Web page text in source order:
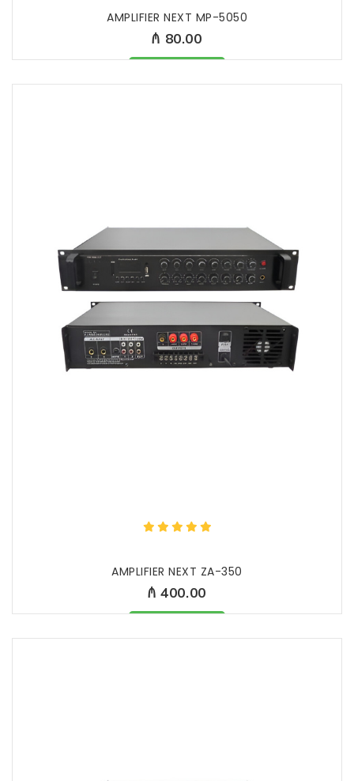
AMPLIFIER NEXT MP-5050
₼ 80.00
Məhsul mövcüddur
AMPLIFIER NEXT ZA-350
₼ 400.00
Məhsul mövcüddur